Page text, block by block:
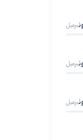
برميل
برميل
برميل